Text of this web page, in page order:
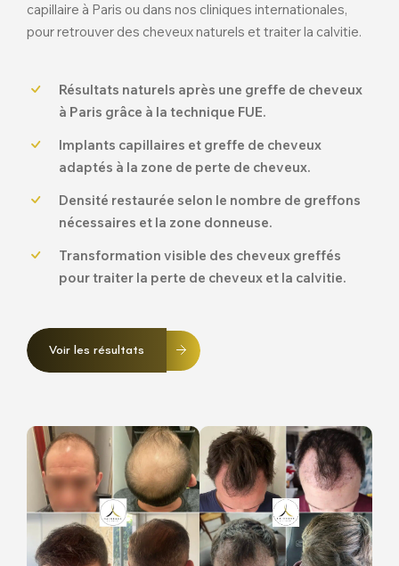
capillaire à Paris ou dans nos cliniques internationales,
pour retrouver des cheveux naturels et traiter la calvitie.
Résultats naturels après une greffe de cheveux
à Paris grâce à la technique FUE.
Implants capillaires et greffe de cheveux
adaptés à la zone de perte de cheveux.
Densité restaurée selon le nombre de greffons
nécessaires et la zone donneuse.
Transformation visible des cheveux greffés
pour traiter la perte de cheveux et la calvitie.
Voir les résultats